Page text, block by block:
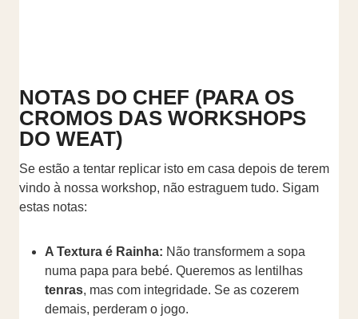
NOTAS DO CHEF (PARA OS
CROMOS DAS WORKSHOPS
DO WEAT)
Se estão a tentar replicar isto em casa depois de terem
vindo à nossa workshop, não estraguem tudo. Sigam
estas notas:
A Textura é Rainha: Não transformem a sopa
numa papa para bebé. Queremos as lentilhas
tenras, mas com integridade. Se as cozerem
demais, perderam o jogo.